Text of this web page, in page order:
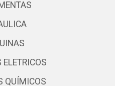
ELETRICOS
QUÍMICOS